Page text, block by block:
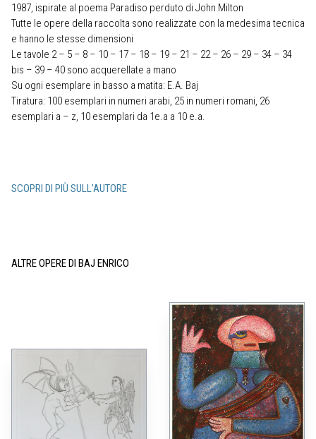
1987, ispirate al poema Paradiso perduto di John Milton
Tutte le opere della raccolta sono realizzate con la medesima tecnica
e hanno le stesse dimensioni
Le tavole 2 – 5 – 8 – 10 – 17 – 18 – 19 – 21 – 22 – 26 – 29 – 34 – 34
bis – 39 – 40 sono acquerellate a mano
Su ogni esemplare in basso a matita: E.A. Baj
Tiratura: 100 esemplari in numeri arabi, 25 in numeri romani, 26
esemplari a – z, 10 esemplari da 1e.a a 10 e.a.
SCOPRI DI PIÙ SULL'AUTORE
ALTRE OPERE DI BAJ ENRICO